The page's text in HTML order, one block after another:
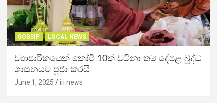
GOSSIP LOCAL NEWS
ව්‍යාපාරිකයෙක් කෝටි 10ක් වටිනා තම දේපළ බුද්ධ
ශාසනයට පූජා කරයි
June 1, 2025 iri news